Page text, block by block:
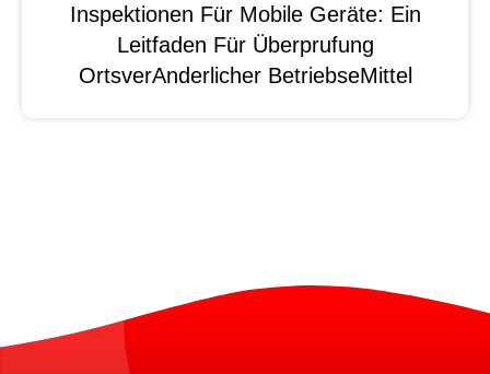
Inspektionen Für Mobile Geräte: Ein
Leitfaden Für Überprufung
OrtsverAnderlicher BetriebseMittel